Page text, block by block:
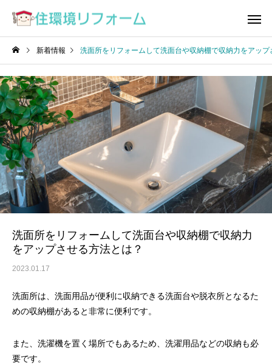
新着情報 洗面所をリフォームして洗面台や収納棚で収納力をアッ
洗面所をリフォームして洗面台や収納棚で収納力
をアップさせる方法とは？
2023.01.17
洗面所は、洗面用品が便利に収納できる洗面台や脱衣所となるた
めの収納棚があると非常に便利です。
また、洗濯機を置く場所でもあるため、洗濯用品などの収納も必
要です。